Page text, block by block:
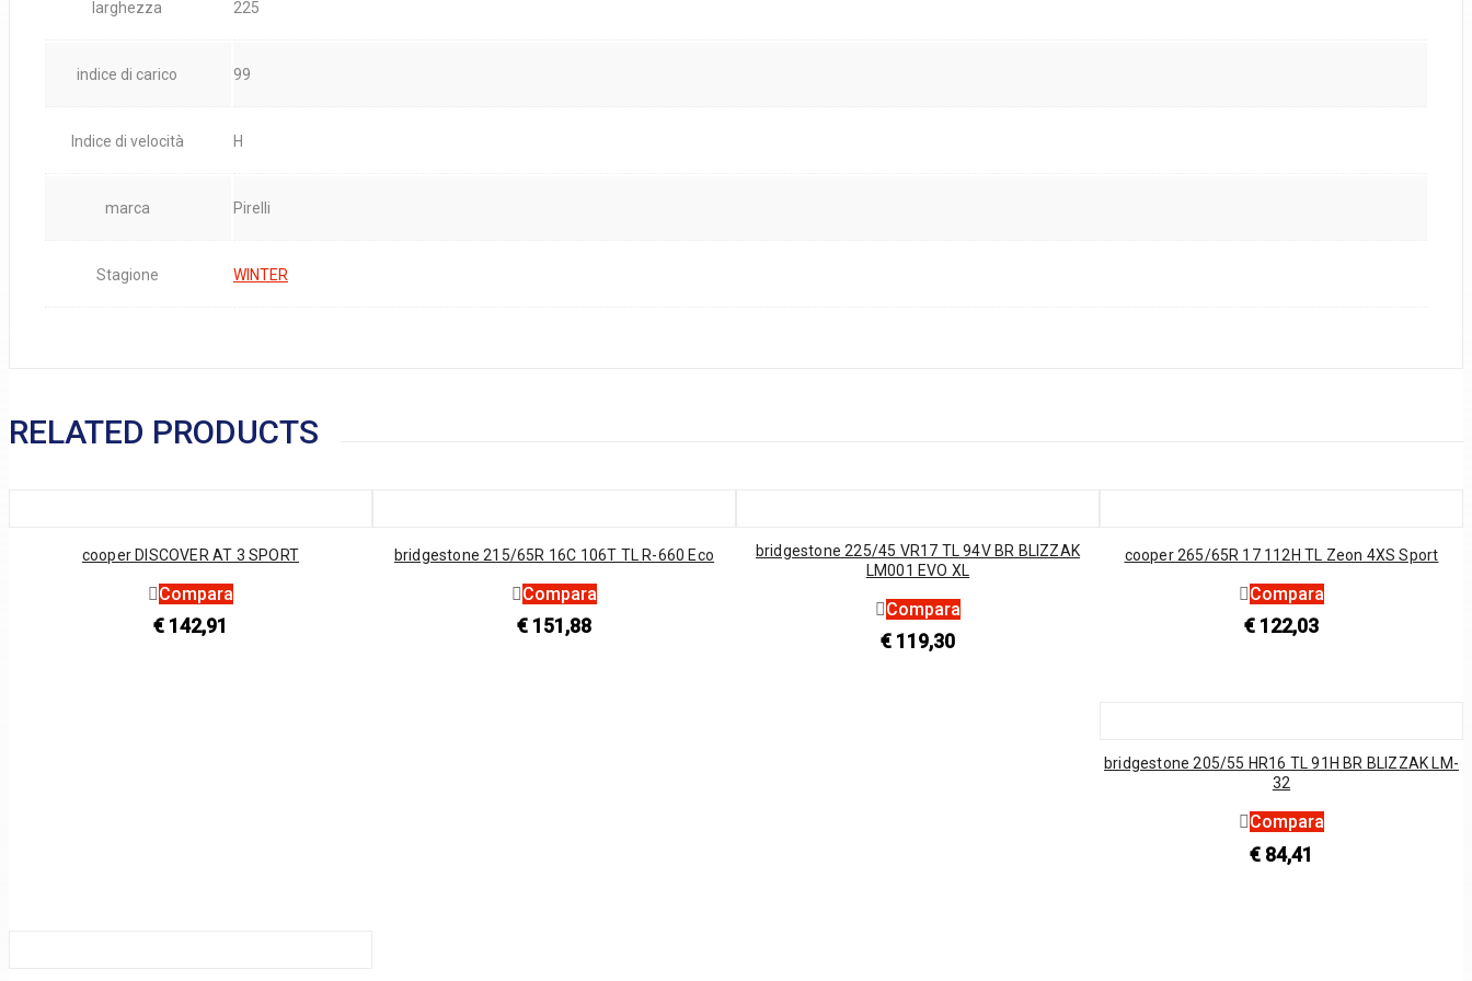
larghezza 225
indice di carico 99
Indice di velocità H
marca Pirelli
Stagione WINTER
RELATED PRODUCTS
cooper DISCOVER AT 3 SPORT
Compara
€ 142,91
bridgestone 215/65R 16C 106T TL R-660 Eco
Compara
€ 151,88
bridgestone 225/45 VR17 TL 94V BR BLIZZAK
LM001 EVO XL
Compara
€ 119,30
cooper 265/65R 17 112H TL Zeon 4XS Sport
Compara
€ 122,03
bridgestone 205/55 HR16 TL 91H BR BLIZZAK LM-
32
Compara
€ 84,41